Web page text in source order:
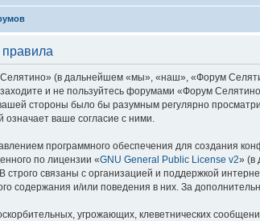
(в дальнейшем «мы», «наш», «Форум
и не пользуйтесь форумами «Форум
стороны было бы разумным регулярно
ваше согласие с ними.
программного обеспечения для создания
по лицензии «GNU General Public License v2» (в
строго связаны с организацией и поддержкой
содержания и/или поведения в них. За
угрожающих, клеветнических